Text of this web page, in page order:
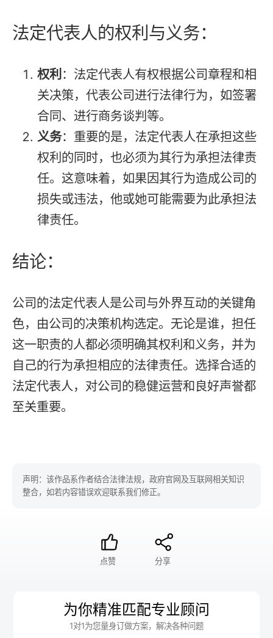
法定代表人的权利与义务：
权利 ：法定代表人有权根据公司章程和相
关决策，代表公司进行法律行为，如签署
合同、进行商务谈判等。
义务：重要的是，法定代表人在承担这些
权利的同时，也必须为其行为承担法律责
任。这意味着，如果因其行为造成公司的
损失或违法，他或她可能需要为此承担法
律责任。
结论：
公司的法定代表人是公司与外界互动的关键角
色，由公司的决策机构选定。无论是谁，担任
这一职责的人都必须明确其权利和义务，并为
自己的行为承担相应的法律责任。选择合适的
法定代表人，对公司的稳健运营和良好声誉都
至关重要。
声明：该作品系作者结合法律法规，政府官网及互联网相关知识
整合，如若内容错误欢迎联系我们修正。
点赞 分享
为你精准匹配专业顾问
1对1为您量身订做方案，解决各种问题